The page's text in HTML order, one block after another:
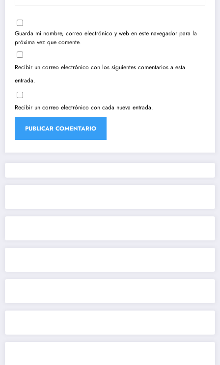
Guarda mi nombre, correo electrónico y web en este navegador para la
próxima vez que comente.
Recibir un correo electrónico con los siguientes comentarios a esta
entrada.
Recibir un correo electrónico con cada nueva entrada.